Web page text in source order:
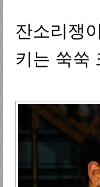
잔소리쟁
키는 쑥쑥